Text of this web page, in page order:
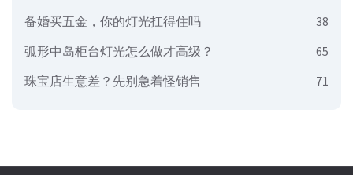
备婚买五金，你的灯光扛得住吗
38
弧形中岛柜台灯光怎么做才高级？
65
珠宝店生意差？先别急着怪销售
71